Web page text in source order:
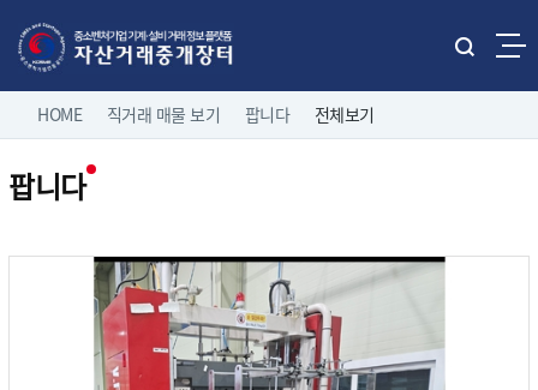
통
비
게
션
HOME 직거래 매물 보기 팝니다 전체보기
팝니다
홈으로 로그인
직거래 매물보기
중소기업 유휴설비 매물
제조/유통업체 매물
삽니다
유관기관 매물보기
나의 거래정보